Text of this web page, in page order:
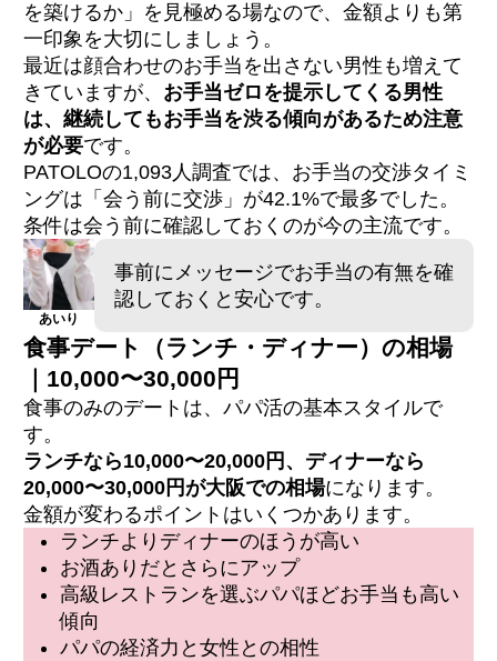
を築けるか」を見極める場なので、金額よりも第
一印象を大切にしましょう。
最近は顔合わせのお手当を出さない男性も増えて
きていますが、 お手当ゼロを提示してくる男性
は、継続してもお手当を渋る傾向があるため注意
が必要です。
PATOLOの1,093人調査では、お手当の交渉タイミ
ングは「会う前に交渉」が42.1%で最多でした。
条件は会う前に確認しておくのが今の主流です。
あいり
事前にメッセージでお手当の有無を確
認しておくと安心です。
食事デート（ランチ・ディナー）の相場
｜10,000〜30,000円
食事のみのデートは、パパ活の基本スタイルで
す。
ランチなら10,000〜20,000円、ディナーなら
20,000〜30,000円が大阪での相場になります。
金額が変わるポイントはいくつかあります。
ランチよりディナーのほうが高い
お酒ありだとさらにアップ
高級レストランを選ぶパパほどお手当も高い
傾向
パパの経済力と女性との相性